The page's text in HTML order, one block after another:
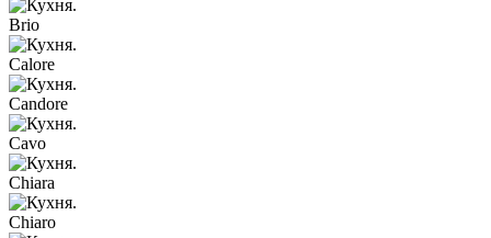
Brio
Calore
Candore
Cavo
Chiara
Chiaro